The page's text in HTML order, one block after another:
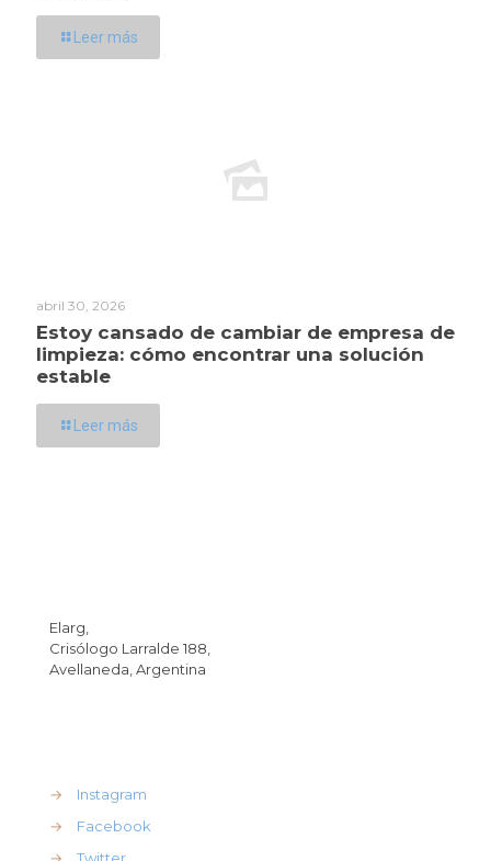
Leer más
abril 30, 2026
Estoy cansado de cambiar de empresa de
limpieza: cómo encontrar una solución
estable
Leer más
Elarg,
Crisólogo Larralde 188,
Avellaneda, Argentina
→
Instagram
→
Facebook